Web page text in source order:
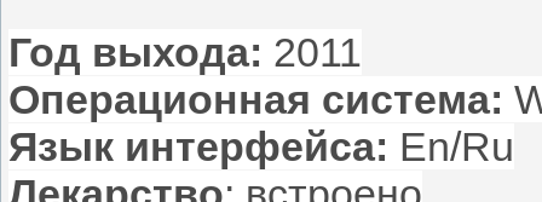
Год выхода: 2011
Операционная система:
Язык интерфейса: En/Ru